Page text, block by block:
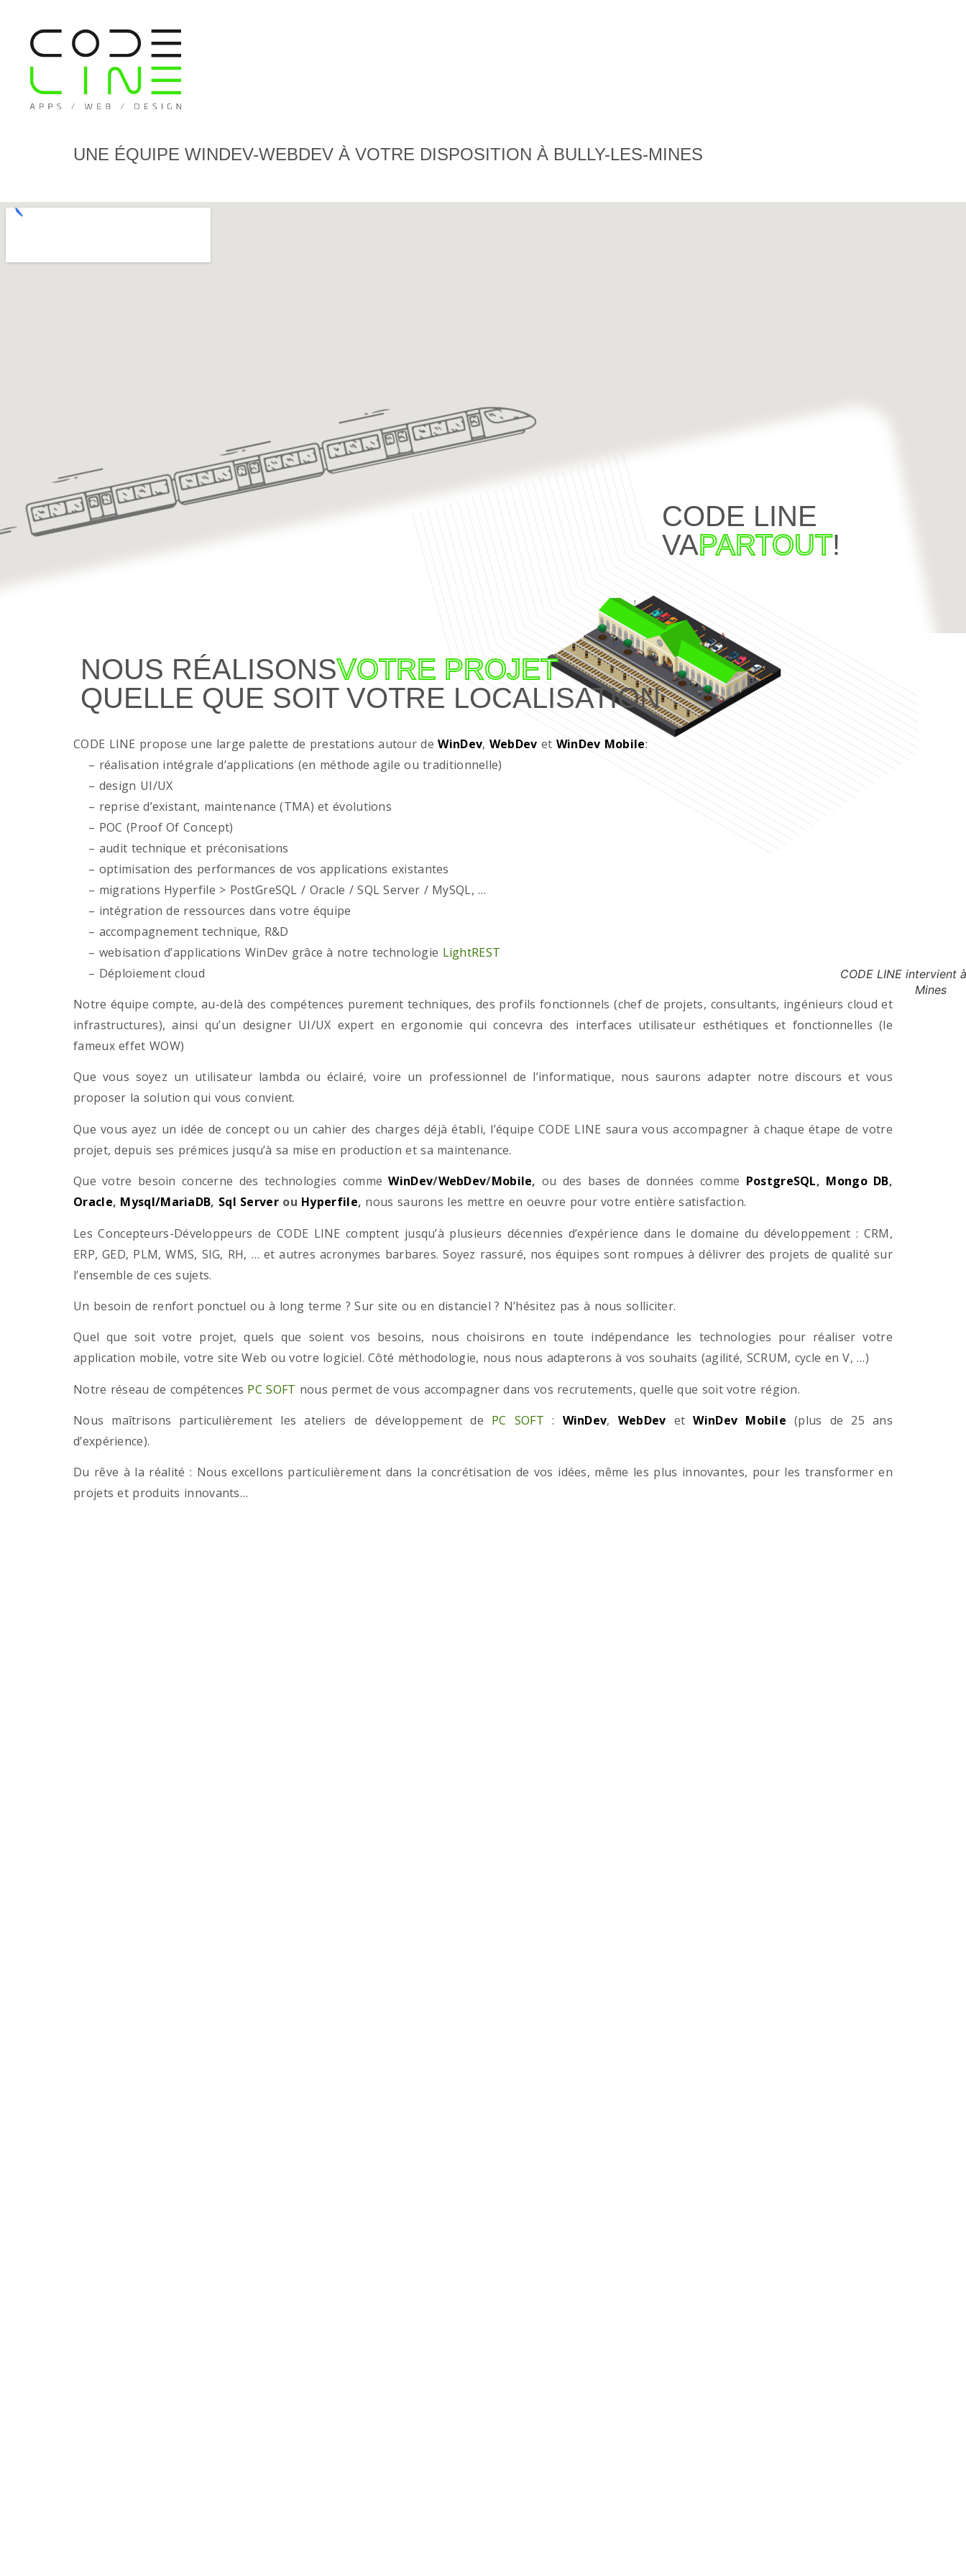
UNE ÉQUIPE WINDEV-WEBDEV À VOTRE DISPOSITION À BULLY-LES-MINES
CODE LINE
VAPARTOUT!
NOUS RÉALISONSVOTRE PROJET
QUELLE QUE SOIT VOTRE LOCALISATION
CODE LINE propose une large palette de prestations autour deWinDev, WebDev et WinDev Mobile:
– réalisation intégrale d’applications (en méthode agile ou traditionnelle)
– design UI/UX
– reprise d’existant, maintenance (TMA) et évolutions
– POC (Proof Of Concept)
– audit technique et préconisations
– optimisation des performances de vos applications existantes
– migrations Hyperfile > PostGreSQL / Oracle / SQL Server / MySQL, …
– intégration de ressources dans votre équipe
– accompagnement technique, R&D
– webisation d’applications WinDev grâce à notre technologie LightREST
– Déploiement cloud
Notre équipe compte, au-delà des compétences purement techniques, des profils fonctionnels (chef de projets, consultants, ingénieurs cloud et
infrastructures), ainsi qu’un designer UI/UX expert en ergonomie qui concevra des interfaces utilisateur esthétiques et fonctionnelles (le
fameux effet WOW)
Que vous soyez un utilisateur lambda ou éclairé, voire un professionnel de l’informatique, nous saurons adapter notre discours et vous
proposer la solution qui vous convient.
Que vous ayez un idée de concept ou un cahier des charges déjà établi, l’équipe CODE LINE saura vous accompagner à chaque étape de votre
projet, depuis ses prémices jusqu’à sa mise en production et sa maintenance.
Que votre besoin concerne des technologies commeWinDev/WebDev/Mobile, ou des bases de données comme PostgreSQL, Mongo DB,
Oracle, Mysql/MariaDB, Sql Serverou Hyperfile, nous saurons les mettre en oeuvre pour votre entière satisfaction.
Les Concepteurs-Développeurs de CODE LINE comptent jusqu’à plusieurs décennies d’expérience dans le domaine du développement : CRM,
ERP, GED, PLM, WMS, SIG, RH, … et autres acronymes barbares. Soyez rassuré, nos équipes sont rompues à délivrer des projets de qualité sur
l’ensemble de ces sujets.
Un besoin de renfort ponctuel ou à long terme ? Sur site ou en distanciel ? N’hésitez pas à nous solliciter.
Quel que soit votre projet, quels que soient vos besoins, nous choisirons en toute indépendance les technologies pour réaliser votre
application mobile, votre site Web ou votre logiciel. Côté méthodologie, nous nous adapterons à vos souhaits (agilité, SCRUM, cycle en V, …)
Notre réseau de compétences PC SOFT nous permet de vous accompagner dans vos recrutements, quelle que soit votre région.
Nous maîtrisons particulièrement les ateliers de développement de PC SOFT : WinDev, WebDev et WinDev Mobile (plus de 25 ans
d’expérience).
Du rêve à la réalité : Nous excellons particulièrement dans la concrétisation de vos idées, même les plus innovantes, pour les transformer en
projets et produits innovants…
CODE LINE intervient
Mines